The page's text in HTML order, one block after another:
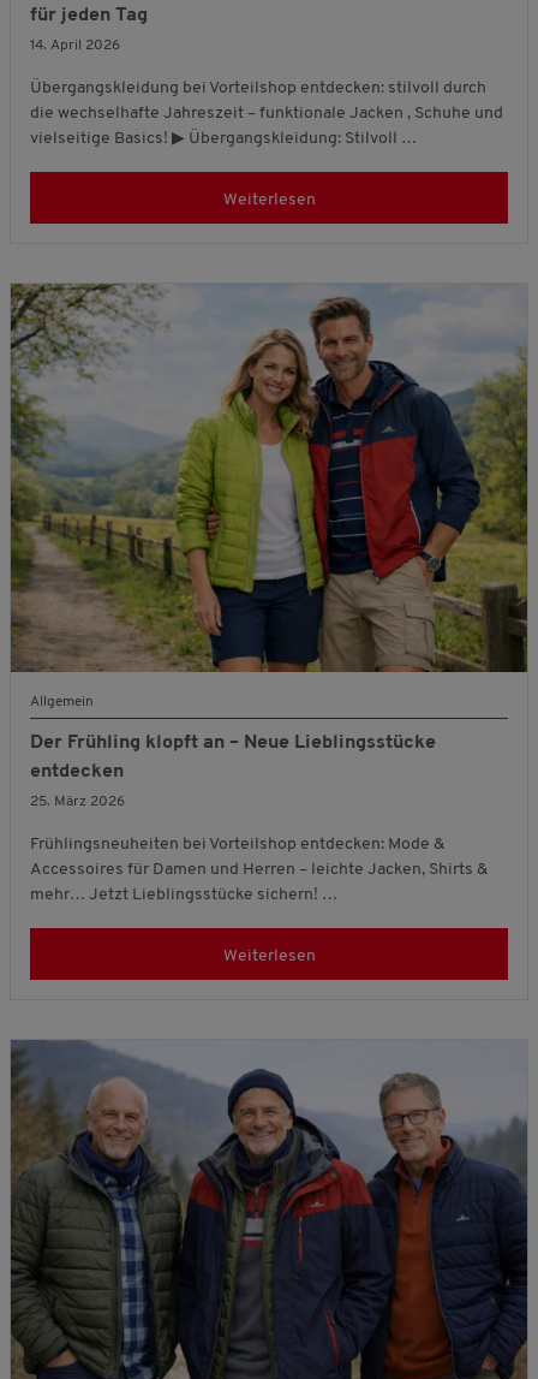
für jeden Tag
14. April 2026
Übergangskleidung bei Vorteilshop entdecken: stilvoll durch
die wechselhafte Jahreszeit – funktionale Jacken , Schuhe und
vielseitige Basics! ▶ Übergangskleidung: Stilvoll …
Weiterlesen
Allgemein
Der Frühling klopft an – Neue Lieblingsstücke
entdecken
25. März 2026
Frühlingsneuheiten bei Vorteilshop entdecken: Mode &
Accessoires für Damen und Herren – leichte Jacken, Shirts &
mehr… Jetzt Lieblingsstücke sichern! …
Weiterlesen